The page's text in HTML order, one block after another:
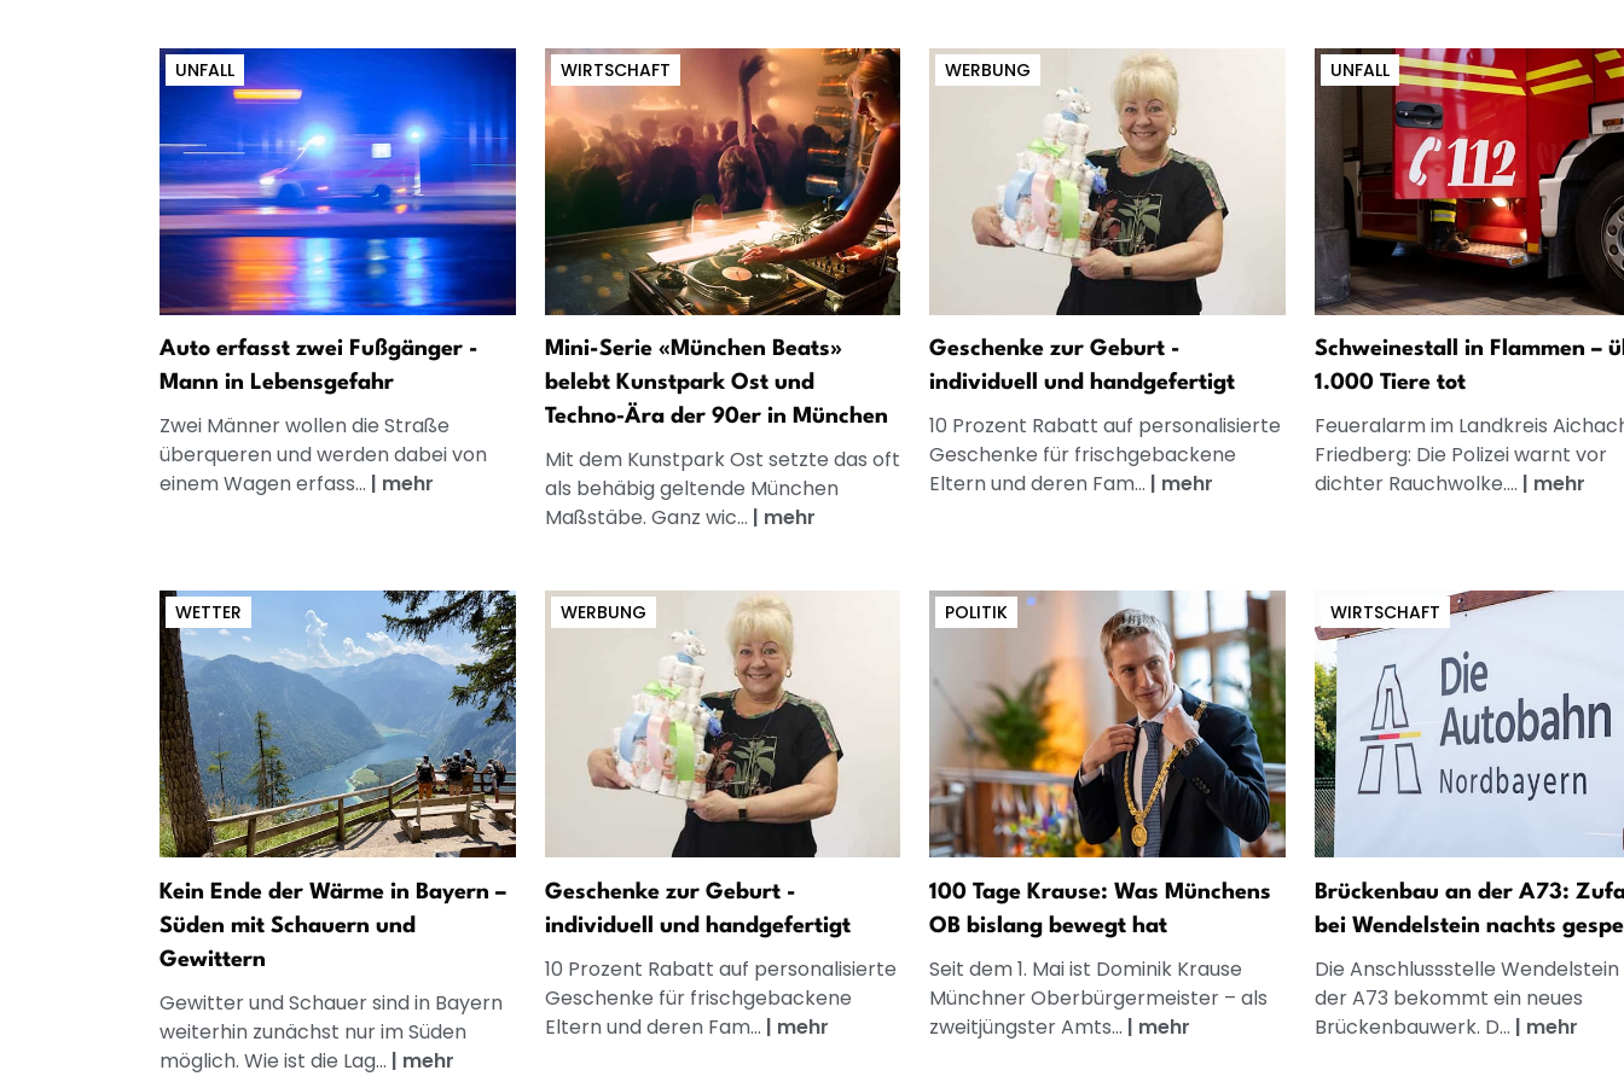
UNFALL
Auto erfasst zwei Fußgänger -
Mann in Lebensgefahr
Zwei Männer wollen die Straße
überqueren und werden dabei von
einem Wagen erfass... | mehr
WIRTSCHAFT
Mini-Serie «München Beats»
belebt Kunstpark Ost und
Techno‑Ära der 90er in München
Mit dem Kunstpark Ost setzte das oft
als behäbig geltende München
Maßstäbe. Ganz wic... | mehr
WERBUNG
Geschenke zur Geburt -
individuell und handgefertigt
10 Prozent Rabatt auf personalisierte
Geschenke für frischgebackene
Eltern und deren Fam... | mehr
UNFALL
Schweinestall in Flammen –
1.000 Tiere tot
Feueralarm im Landkreis
Friedberg: Die Polizei warnt vor
dichter Rauchwolke.... | mehr
WETTER
Kein Ende der Wärme in Bayern –
Süden mit Schauern und
Gewittern
Gewitter und Schauer sind in Bayern
weiterhin zunächst nur im Süden
möglich. Wie ist die Lag... | mehr
WERBUNG
Geschenke zur Geburt -
individuell und handgefertigt
10 Prozent Rabatt auf personalisierte
Geschenke für frischgebackene
Eltern und deren Fam... | mehr
POLITIK
100 Tage Krause: Was Münchens
OB bislang bewegt hat
Seit dem 1. Mai ist Dominik Krause
Münchner Oberbürgermeister – als
zweitjüngster Amts... | mehr
WIRTSCHAFT
Brückenbau an der A73:
bei Wendelstein nachts
Die Anschlussstelle Wendelstein
der A73 bekommt ein neues
Brückenbauwerk. D... | mehr